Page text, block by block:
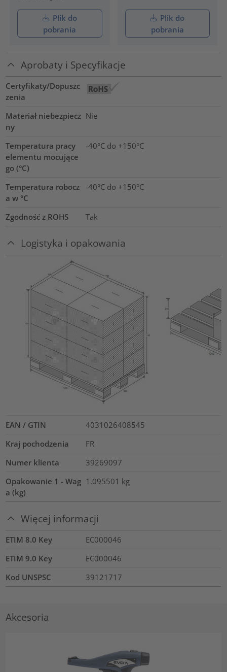
Plik do
pobrania
Plik do
pobrania
Aprobaty i Specyfikacje
Certyfikaty/Dopuszc
zenia
Materiał niebezpiecz
ny
Nie
Temperatura pracy
elementu mocujące
go (°C)
-40°C do +150°C
Temperatura robocz
a w °C
-40°C do +150°C
Zgodność z ROHS Tak
Logistyka i opakowania
EAN / GTIN
4031026408545
Kraj pochodzenia
FR
Numer klienta
39269097
Opakowanie 1 - Wag
a (kg)
1.095501 kg
Więcej informacji
ETIM 8.0 Key
EC000046
ETIM 9.0 Key
EC000046
Kod UNSPSC
39121717
Akcesoria